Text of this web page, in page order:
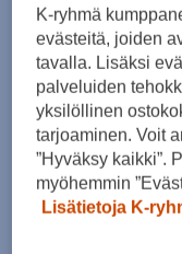
April 2025(7)
March 2025(7)
February 2025 (6)
January 2025(8)
December 2024(6)
November 2024(10)
October 2024(8)
September 2024(4)
August 2024(6)
July 2024(5)
K-ryhmä
evästeitä, joiden
tavalla. Lisäksi
palveluiden
yksilöllinen
tarjoaminen. Voit
”Hyväksy kaikki”.
myöhemmin
Lisätietoja K-